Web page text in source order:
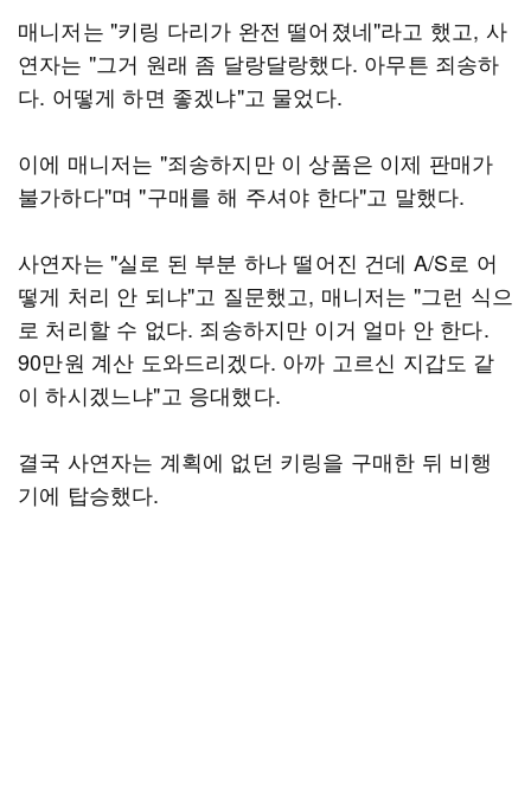
매니저는 "키링 다리가 완전 떨어졌네"라고 했고, 사
연자는 "그거 원래 좀 달랑달랑했다. 아무튼 죄송하
다. 어떻게 하면 좋겠냐"고 물었다.
이에 매니저는 "죄송하지만 이 상품은 이제 판매가
불가하다"며 "구매를 해 주셔야 한다"고 말했다.
사연자는 "실로 된 부분 하나 떨어진 건데 A/S로 어
떻게 처리 안 되냐"고 질문했고, 매니저는 "그런 식으
로 처리할 수 없다. 죄송하지만 이거 얼마 안 한다.
90만원 계산 도와드리겠다. 아까 고르신 지갑도 같
이 하시겠느냐"고 응대했다.
결국 사연자는 계획에 없던 키링을 구매한 뒤 비행
기에 탑승했다.